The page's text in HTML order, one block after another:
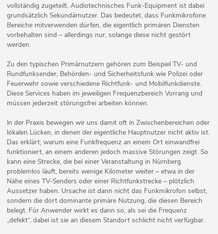
vollständig zugeteilt. Audiotechnisches Funk-Equipment ist dabei
grundsätzlich Sekundärnutzer. Das bedeutet, dass Funkmikrofone
Bereiche mitverwenden dürfen, die eigentlich primären Diensten
vorbehalten sind – allerdings nur, solange diese nicht gestört
werden.
Zu den typischen Primärnutzern gehören zum Beispiel TV- und
Rundfunksender, Behörden- und Sicherheitsfunk wie Polizei oder
Feuerwehr sowie verschiedene Richtfunk- und Mobilfunkdienste.
Diese Services haben im jeweiligen Frequenzbereich Vorrang und
müssen jederzeit störungsfrei arbeiten können.
In der Praxis bewegen wir uns damit oft in Zwischenbereichen oder
lokalen Lücken, in denen der eigentliche Hauptnutzer nicht aktiv ist.
Das erklärt, warum eine Funkfrequenz an einem Ort einwandfrei
funktioniert, an einem anderen jedoch massive Störungen zeigt. So
kann eine Strecke, die bei einer Veranstaltung in Nürnberg
problemlos läuft, bereits wenige Kilometer weiter – etwa in der
Nähe eines TV-Senders oder einer Richtfunkstrecke – plötzlich
Aussetzer haben. Ursache ist dann nicht das Funkmikrofon selbst,
sondern die dort dominante primäre Nutzung, die diesen Bereich
belegt. Für Anwender wirkt es dann so, als sei die Frequenz
„defekt“, dabei ist sie an diesem Standort schlicht nicht verfügbar.